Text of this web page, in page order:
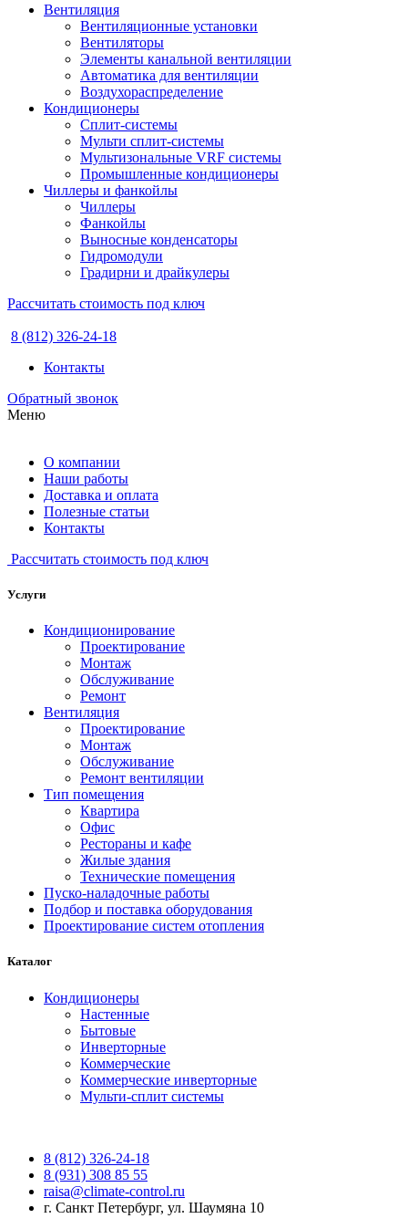
Вентиляция
Вентиляционные установки
Вентиляторы
Элементы канальной вентиляции
Автоматика для вентиляции
Воздухораспределение
Кондиционеры
Сплит-системы
Мульти сплит-системы
Мультизональные VRF системы
Промышленные кондиционеры
Чиллеры и фанкойлы
Чиллеры
Фанкойлы
Выносные конденсаторы
Гидромодули
Градирни и драйкулеры
Рассчитать стоимость под ключ
8 (812) 326-24-18
Контакты
Обратный звонок
Меню
О компании
Наши работы
Доставка и оплата
Полезные статьи
Контакты
Рассчитать стоимость под ключ
Услуги
Кондиционирование
Проектирование
Монтаж
Обслуживание
Ремонт
Вентиляция
Проектирование
Монтаж
Обслуживание
Ремонт вентиляции
Тип помещения
Квартира
Офис
Рестораны и кафе
Жилые здания
Технические помещения
Пуско-наладочные работы
Подбор и поставка оборудования
Проектирование систем отопления
Каталог
Кондиционеры
Настенные
Бытовые
Инверторные
Коммерческие
Коммерческие инверторные
Мульти-сплит системы
8 (812) 326-24-18
8 (931) 308 85 55
raisa@climate-control.ru
г. Санкт Петербург, ул. Шаумяна 10